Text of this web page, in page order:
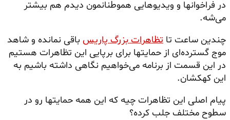
در فراخوانها و ویدیوهایی هموطنانمون دیدم هم بیشتر
می‌شه.
چندین ساعت تا تظاهرات بزرگ پاریس باقی نمانده و شاهد
موج گسترده‌ای از حمایتها برای برپایی این تظاهرات هستیم
در این قسمت از برنامه می‌خواهیم نگاهی داشته باشیم به
این کهکشان.
‌پیام اصلی این تظاهرات چیه که این همه حمایتها رو در
سطوح مختلف جلب کرده؟